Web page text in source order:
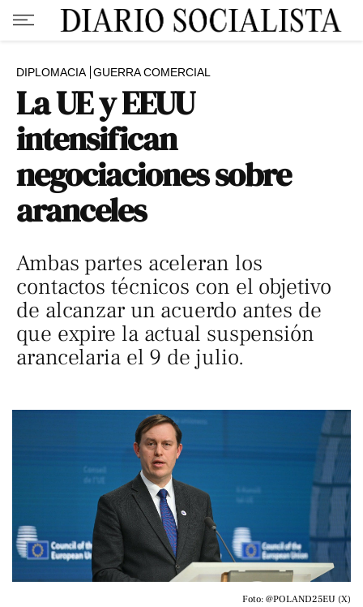
DIPLOMACIA GUERRA COMERCIAL
La UE y EEUU
intensifican
negociaciones sobre
aranceles
Ambas partes aceleran los
contactos técnicos con el objetivo
de alcanzar un acuerdo antes de
que expire la actual suspensión
arancelaria el 9 de julio.
Foto: @POLAND25EU (X)